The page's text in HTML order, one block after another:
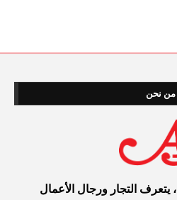
من نحن
هنا في مجموعة AAT ، يتعرف التجار ورجال الأعمال